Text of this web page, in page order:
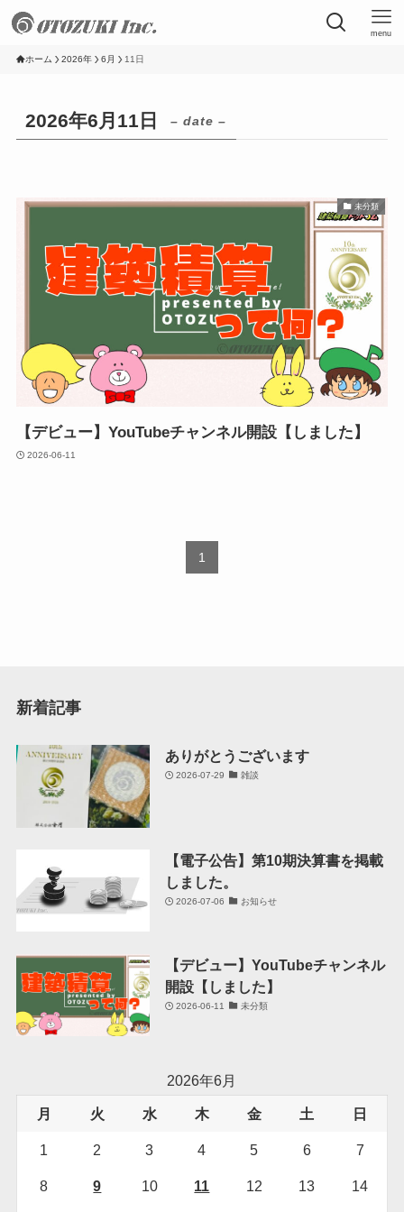
menu
ホーム 2026年 6月 11日
2026年6月11日 – date –
未分類
【デビュー】YouTubeチャンネル開設【しました】
2026-06-11
1
新着記事
ありがとうございます
2026-07-29 雑談
【電子公告】第10期決算書を掲載
しました。
2026-07-06 お知らせ
【デビュー】YouTubeチャンネル
開設【しました】
2026-06-11 未分類
2026年6月
月 火 水 木 金 土 日
1 2 3 4 5 6 7
8 9 10 11 12 13 14